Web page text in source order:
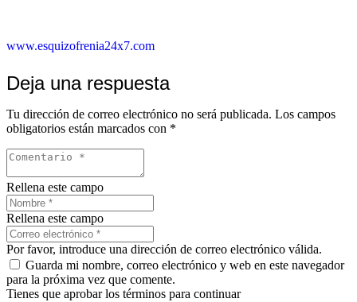
www.esquizofrenia24x7.com
Deja una respuesta
Tu dirección de correo electrónico no será publicada. Los campos
obligatorios están marcados con *
Rellena este campo
Rellena este campo
Por favor, introduce una dirección de correo electrónico válida.
Guarda mi nombre, correo electrónico y web en este navegador
para la próxima vez que comente.
Tienes que aprobar los términos para continuar